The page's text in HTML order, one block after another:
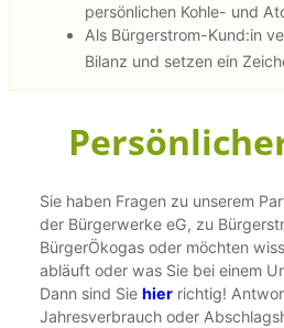
persönlichen Kohle- und
Als Bürgerstrom-Kund:in
Bilanz und setzen ein
Sie haben Fragen zu unserem
der Bürgerwerke eG, zu
BürgerÖkogas oder möchten
abläuft oder was Sie bei einem
Dann sind Siehier richtig!
Jahresverbrauch oder